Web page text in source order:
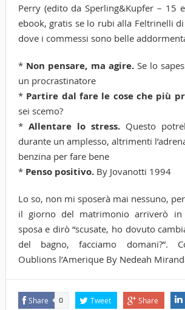
Perry (edito da Sperling&Kupfer – 15
ebook, gratis se lo rubi alla Feltrinelli
dove i commessi sono belle
* Non pensare, ma agire.Se lo
un procrastinatore
* Partire dal fare le cose che più
sei scemo?
* Allentare lo stress. Questo
durante un amplesso, altrimenti
benzina per fare bene
* Penso positivo.By Jovanotti 1994
Lo so, non mi sposerà mai nessuno,
il giorno del matrimonio arriverò in
sposa e dirò “scusate, ho dovuto
del bagno, facciamo domani?”.
Oublions l’Amerique By Nedeah
Share 0 Tweet Share